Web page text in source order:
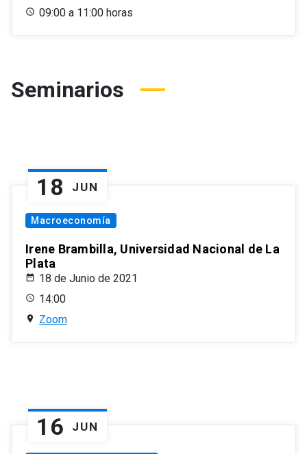
09:00 a 11:00 horas
Seminarios
18 JUN
Macroeconomía
Irene Brambilla, Universidad Nacional de La
Plata
18 de Junio de 2021
14:00
Zoom
16 JUN